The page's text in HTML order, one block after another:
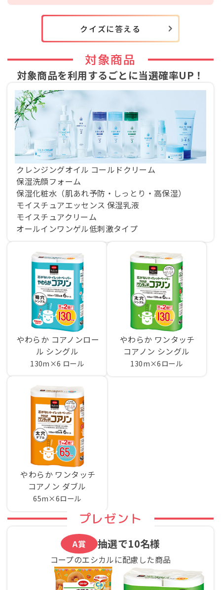
クイズに答える
対象商品
対象商品を利用するごとに当選確率UP！
クレンジングオイル コールドクリーム
保湿洗顔フォーム
保湿化粧水（肌あれ予防・しっとり・高保湿）
モイスチュアエッセンス 保湿乳液
モイスチュアクリーム
オールインワンゲル低刺激タイプ
やわらか コアノンロー
ル シングル
130m×6 ロール
やわらか ワンタッチ
コアノン シングル
130m×6ロール
やわらか ワンタッチ
コアノン ダブル
65m×6ロール
プレゼント
A賞 抽選で10名様
コープのエシカルに配慮した商品